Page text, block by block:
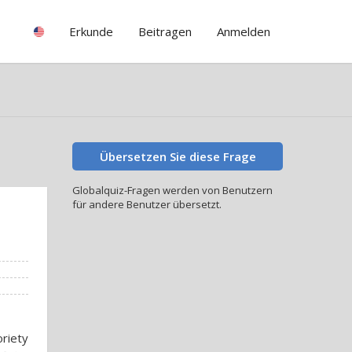
Erkunde Beitragen Anmelden
Übersetzen Sie diese Frage
Globalquiz-Fragen werden von Benutzern
für andere Benutzer übersetzt.